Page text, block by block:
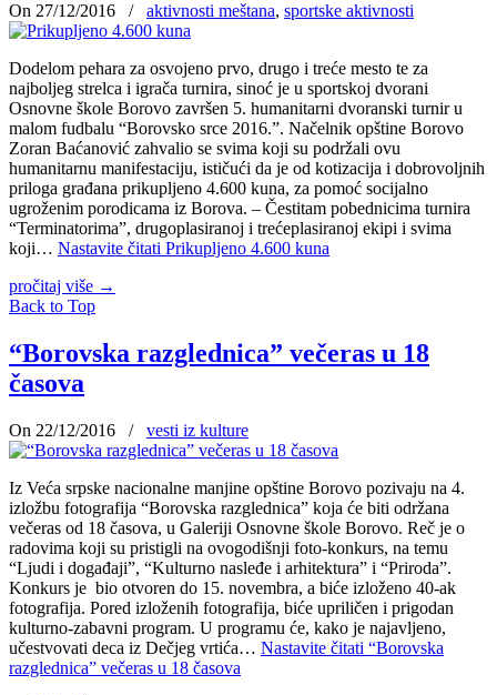
On 27/12/2016 / aktivnosti meštana, sportske aktivnosti
Dodelom pehara za osvojeno prvo, drugo i treće mesto te za
najboljeg strelca i igrača turnira, sinoć je u sportskoj dvorani
Osnovne škole Borovo završen 5. humanitarni dvoranski turnir u
malom fudbalu “Borovsko srce 2016.”. Načelnik opštine Borovo
Zoran Baćanović zahvalio se svima koji su podržali ovu
humanitarnu manifestaciju, ističući da je od kotizacija i dobrovoljnih
priloga građana prikupljeno 4.600 kuna, za pomoć socijalno
ugroženim porodicama iz Borova. – Čestitam pobednicima turnira
“Terminatorima”, drugoplasiranoj i trećeplasiranoj ekipi i svima
koji… Nastavite čitati Prikupljeno 4.600 kuna
pročitaj više →
Back to Top
“Borovska razglednica” večeras u 18
časova
On 22/12/2016 / vesti iz kulture
Iz Veća srpske nacionalne manjine opštine Borovo pozivaju na 4.
izložbu fotografija “Borovska razglednica” koja će biti održana
večeras od 18 časova, u Galeriji Osnovne škole Borovo. Reč je o
radovima koji su pristigli na ovogodišnji foto-konkurs, na temu
“Ljudi i događaji”, “Kulturno nasleđe i arhitektura” i “Priroda”.
Konkurs je bio otvoren do 15. novembra, a biće izloženo 40-ak
fotografija. Pored izloženih fotografija, biće upriličen i prigodan
kulturno-zabavni program. U programu će, kako je najavljeno,
učestvovati deca iz Dečjeg vrtića… Nastavite čitati “Borovska
razglednica” večeras u 18 časova